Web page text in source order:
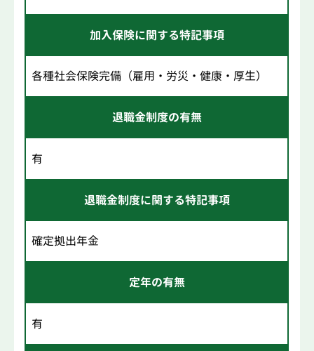
加入保険に関する特記事項
各種社会保険完備（雇用・労災・健康・厚生）
退職金制度の有無
有
退職金制度に関する特記事項
確定拠出年金
定年の有無
有